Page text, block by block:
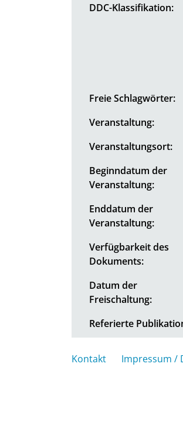
DDC-Klassifikation:
Freie Schlagwörter:
Veranstaltung:
Veranstaltungsort:
Beginndatum der
Veranstaltung:
Enddatum der
Veranstaltung:
Verfügbarkeit des
Dokuments:
Datum der
Freischaltung:
Referierte
Kontakt Impressum /